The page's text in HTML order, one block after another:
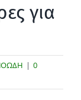
για
| 0